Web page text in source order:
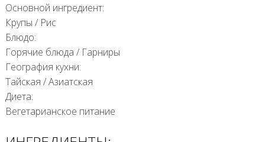
Основной ингредиент:
Крупы /Рис
Блюдо:
Горячие блюда /Гарниры
География кухни:
Тайская /Азиатская
Диета:
Вегетарианское питание